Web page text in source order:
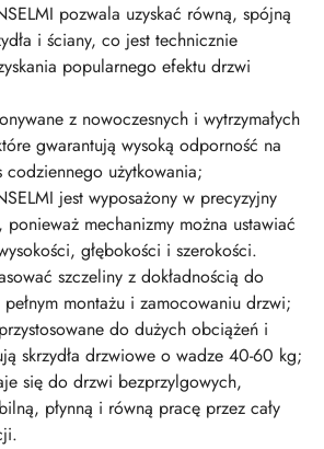
pozwala uzyskać równą, spójną
i ściany, co jest technicznie
popularnego efektu drzwi
z nowoczesnych i wytrzymałych
gwarantują wysoką odporność na
codziennego użytkowania;
jest wyposażony w precyzyjny
ponieważ mechanizmy można ustawiać
głębokości i szerokości.
szczeliny z dokładnością do
montażu i zamocowaniu drzwi;
do dużych obciążeń i
skrzydła drzwiowe o wadze 40-60 kg;
się do drzwi bezprzylgowych,
płynną i równą pracę przez cały